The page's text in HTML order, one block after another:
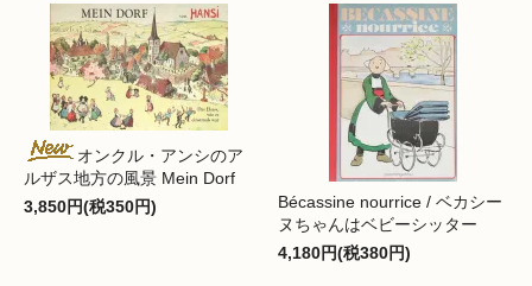
オンクル・アンシのア
ルザス地方の風景 Mein Dorf
3,850円(税350円)
Bécassine nourrice / ベカシー
ヌちゃんはベビーシッター
4,180円(税380円)